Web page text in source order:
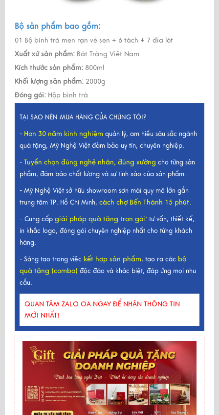
Bộ sản phẩm bao gồm:
01 Bộ bình trà men rạn vẽ sen + 6 tách + 7 đĩa lót
Xuất xứ sản phẩm: Bát Tràng Việt Nam
Kích thước sản phẩm: 800ml
Khối lượng sản phẩm: 2000g
Đóng gói: Hộp bình trà
TẠI SAO NÊN MUA HÀNG CỦA CHÚNG TÔI?
- Hơn 30 năm kinh nghiệm quản lý, am hiểu sâu sắc ngành
quà tặng, Mỹ Nghệ Việt đảm bảo uy tín, chuyên nghiệp.
- Tuyển chọn đúng nghệ nhân, đúng xưởng cho từng sản
phẩm, đảm bảo chất lượng và sự tinh xảo của sản phẩm.
- Mỹ Nghệ Việt sở hữu showroom sơn mài quy mô lớn gần
trung tâm TP. Hồ Chí Minh, cách chợ Bến Thành 15 phút.
- Cung cấp giải pháp quà tặng trọn gói: tư vấn, thiết kế,
in khắc logo, đóng gói chuyên nghiệp nhất cho từng khách
hàng.
- Sáng tạo trong việc kết hợp sản phẩm, tạo ra các bộ
quà tặng (combo) độc đáo và khác biệt, đáp ứng mọi nhu
cầu.
QUAN TÂM ZALO OA NGAY ĐỂ NHẬN THÔNG TIN
MỚI NHẤT!